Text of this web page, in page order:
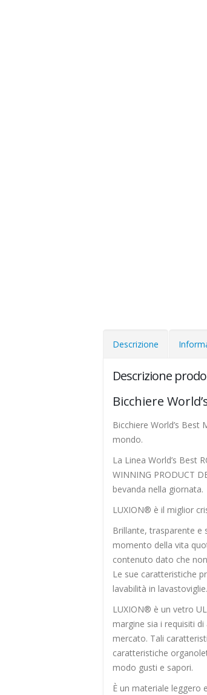
Descrizione
Descrizione
Bicchiere
Bicchiere World’s Best
mondo.
La Linea World’s Best
WINNING PRODUCT
bevanda nella giornata.
LUXION® è il miglior
Brillante, trasparente e
momento della vita
contenuto dato che
Le sue caratteristiche
lavabilità in lavastoviglie.
LUXION® è un vetro
margine sia i requisiti
mercato. Tali
caratteristiche
modo gusti e sapori.
È un materiale leggero